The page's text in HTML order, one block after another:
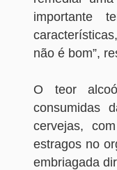
importante
não é bom”,
O teor
consumidas
cervejas,
estragos no
embriagada